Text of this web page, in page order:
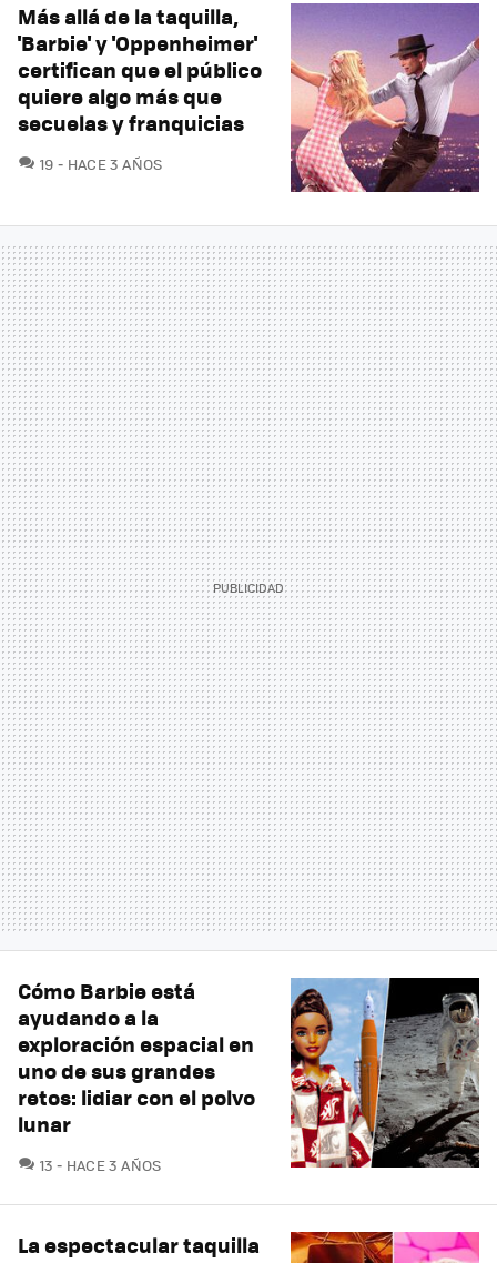
Más allá de la taquilla,
'Barbie' y 'Oppenheimer'
certifican que el público
quiere algo más que
secuelas y franquicias
19 COMENTARIOS
HACE 3 AÑOS
Cómo Barbie está
ayudando a la
exploración espacial en
uno de sus grandes
retos: lidiar con el polvo
lunar
13 COMENTARIOS
HACE 3 AÑOS
La espectacular taquilla